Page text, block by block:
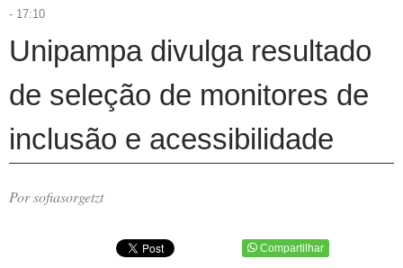
- 17:10
Unipampa divulga resultado
de seleção de monitores de
inclusão e acessibilidade
Por sofiasorgetzt
Compartilhar